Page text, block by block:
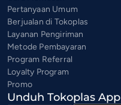
Pertanyaan Umum
Berjualan di Tokoplas
Layanan Pengiriman
Metode Pembayaran
Program Referral
Loyalty Program
Promo
Unduh Tokoplas App